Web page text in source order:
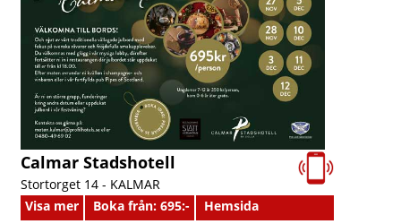
Calmar Stadshotell
Stortorget 14 - KALMAR
Visa mer
Boka från: 695:-
Hemsida